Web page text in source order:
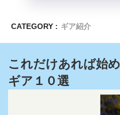
CATEGORY : ギア紹介
これだけあれば始
ギア１０選